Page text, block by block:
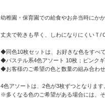
幼稚園・保育園での給食やお弁当時にか
丈夫で乾きも早く、しわになりにくいＴ/
◆同色10枚セットは、お好きな色をすべ
◆パステル系4色アソート 10枚；ピンク
◆お客様のご希望の色と数量の組み合わ
4色アソートは、2色が3枚ずつとなります
※多くなる色のご希望がある場合には、